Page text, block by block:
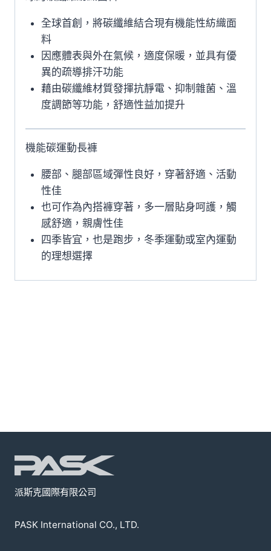
全球首創，將碳纖維結合現有機能性紡織面
料
因應體表與外在氣候，適度保暖，並具有優
異的疏導排汗功能
藉由碳纖維材質發揮抗靜電、抑制雜菌、溫
度調節等功能，舒適性益加提升
機能碳運動長褲
腰部、腿部區域彈性良好，穿著舒適、活動
性佳
也可作為內搭褲穿著，多一層貼身呵護，觸
感舒適，親膚性佳
四季皆宜，也是跑步，冬季運動或室內運動
的理想選擇
派斯克國際有限公司
PASK International CO., LTD.